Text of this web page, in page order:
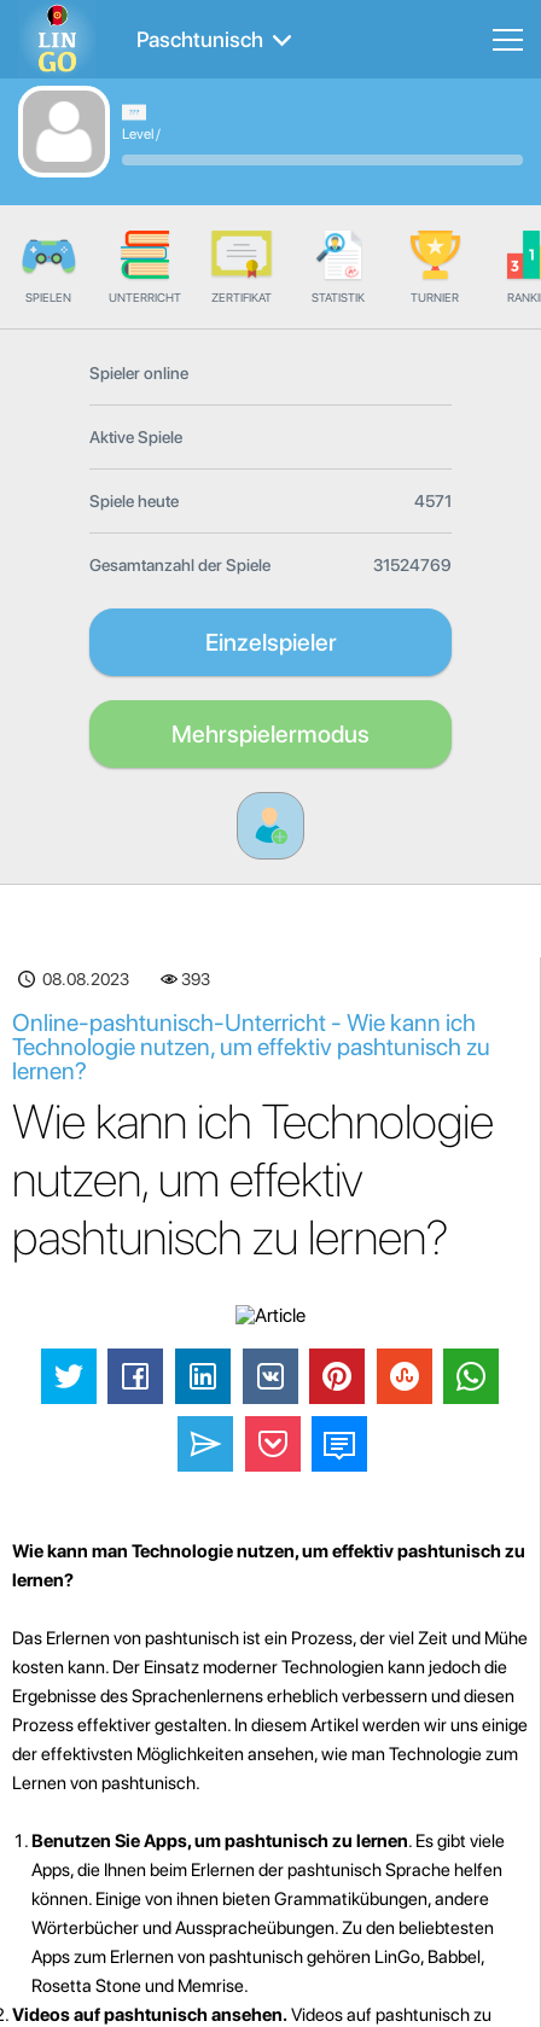
Paschtunisch
Level/
SPIELEN UNTERRICHT ZERTIFIKAT STATISTIK TURNIER
Spieler online
Aktive Spiele
Spiele heute 4571
Gesamtanzahl der Spiele 31524769
Einzelspieler
Mehrspielermodus
08.08.2023 393
Online-pashtunisch-Unterricht - Wie kann ich
Technologie nutzen, um effektiv pashtunisch zu
lernen?
Wie kann ich Technologie
nutzen, um effektiv
pashtunisch zu lernen?
Wie kann man Technologie nutzen, um effektiv pashtunisch zu
lernen?
Das Erlernen von pashtunisch ist ein Prozess, der viel Zeit und Mühe
kosten kann. Der Einsatz moderner Technologien kann jedoch die
Ergebnisse des Sprachenlernens erheblich verbessern und diesen
Prozess effektiver gestalten. In diesem Artikel werden wir uns einige
der effektivsten Möglichkeiten ansehen, wie man Technologie zum
Lernen von pashtunisch.
Benutzen Sie Apps, um pashtunisch zu lernen. Es gibt viele
Apps, die Ihnen beim Erlernen der pashtunisch Sprache helfen
können. Einige von ihnen bieten Grammatikübungen, andere
Wörterbücher und Ausspracheübungen. Zu den beliebtesten
Apps zum Erlernen von pashtunisch gehören LinGo, Babbel,
Rosetta Stone und Memrise.
Videos auf pashtunisch ansehen.Videos auf pashtunisch zu